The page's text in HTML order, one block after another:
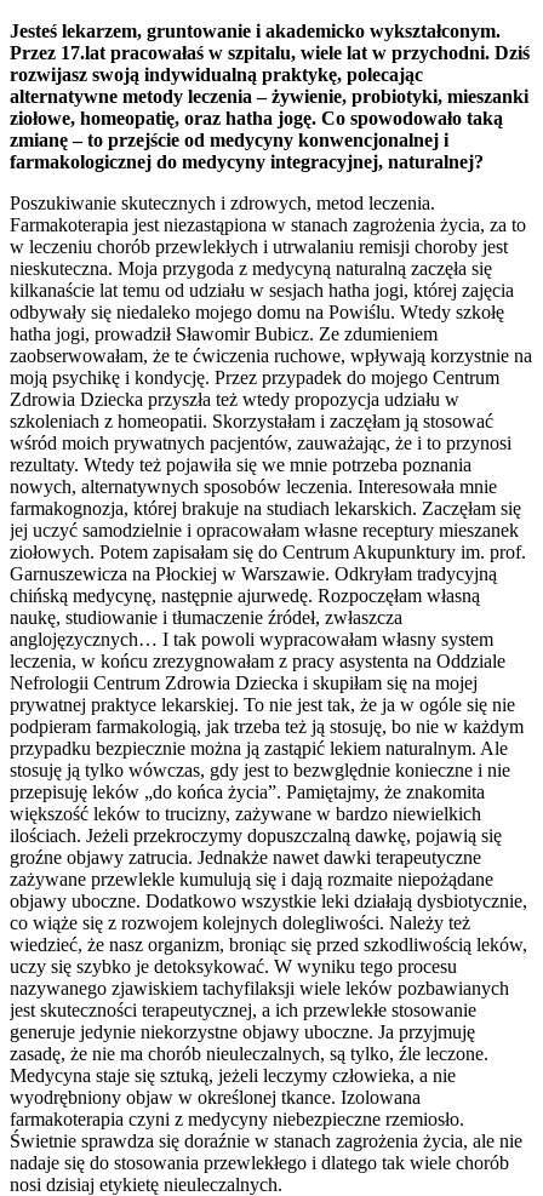
Jesteś lekarzem, gruntowanie i akademicko wykształconym.
Przez 17.lat pracowałaś w szpitalu, wiele lat w przychodni. Dziś
rozwijasz swoją indywidualną praktykę, polecając
alternatywne metody leczenia – żywienie, probiotyki, mieszanki
ziołowe, homeopatię, oraz hatha jogę. Co spowodowało taką
zmianę – to przejście od medycyny konwencjonalnej i
farmakologicznej do medycyny integracyjnej, naturalnej?
Poszukiwanie skutecznych i zdrowych, metod leczenia.
Farmakoterapia jest niezastąpiona w stanach zagrożenia życia, za to
w leczeniu chorób przewlekłych i utrwalaniu remisji choroby jest
nieskuteczna. Moja przygoda z medycyną naturalną zaczęła się
kilkanaście lat temu od udziału w sesjach hatha jogi, której zajęcia
odbywały się niedaleko mojego domu na Powiślu. Wtedy szkołę
hatha jogi, prowadził Sławomir Bubicz. Ze zdumieniem
zaobserwowałam, że te ćwiczenia ruchowe, wpływają korzystnie na
moją psychikę i kondycję. Przez przypadek do mojego Centrum
Zdrowia Dziecka przyszła też wtedy propozycja udziału w
szkoleniach z homeopatii. Skorzystałam i zaczęłam ją stosować
wśród moich prywatnych pacjentów, zauważając, że i to przynosi
rezultaty. Wtedy też pojawiła się we mnie potrzeba poznania
nowych, alternatywnych sposobów leczenia. Interesowała mnie
farmakognozja, której brakuje na studiach lekarskich. Zaczęłam się
jej uczyć samodzielnie i opracowałam własne receptury mieszanek
ziołowych. Potem zapisałam się do Centrum Akupunktury im. prof.
Garnuszewicza na Płockiej w Warszawie. Odkryłam tradycyjną
chińską medycynę, następnie ajurwedę. Rozpoczęłam własną
naukę, studiowanie i tłumaczenie źródeł, zwłaszcza
anglojęzycznych… I tak powoli wypracowałam własny system
leczenia, w końcu zrezygnowałam z pracy asystenta na Oddziale
Nefrologii Centrum Zdrowia Dziecka i skupiłam się na mojej
prywatnej praktyce lekarskiej. To nie jest tak, że ja w ogóle się nie
podpieram farmakologią, jak trzeba też ją stosuję, bo nie w każdym
przypadku bezpiecznie można ją zastąpić lekiem naturalnym. Ale
stosuję ją tylko wówczas, gdy jest to bezwględnie konieczne i nie
przepisuję leków „do końca życia”. Pamiętajmy, że znakomita
większość leków to trucizny, zażywane w bardzo niewielkich
ilościach. Jeżeli przekroczymy dopuszczalną dawkę, pojawią się
groźne objawy zatrucia. Jednakże nawet dawki terapeutyczne
zażywane przewlekle kumulują się i dają rozmaite niepożądane
objawy uboczne. Dodatkowo wszystkie leki działają dysbiotycznie,
co wiąże się z rozwojem kolejnych dolegliwości. Należy też
wiedzieć, że nasz organizm, broniąc się przed szkodliwością leków,
uczy się szybko je detoksykować. W wyniku tego procesu
nazywanego zjawiskiem tachyfilaksji wiele leków pozbawianych
jest skuteczności terapeutycznej, a ich przewlekłe stosowanie
generuje jedynie niekorzystne objawy uboczne. Ja przyjmuję
zasadę, że nie ma chorób nieuleczalnych, są tylko, źle leczone.
Medycyna staje się sztuką, jeżeli leczymy człowieka, a nie
wyodrębniony objaw w określonej tkance. Izolowana
farmakoterapia czyni z medycyny niebezpieczne rzemiosło.
Świetnie sprawdza się doraźnie w stanach zagrożenia życia, ale nie
nadaje się do stosowania przewlekłego i dlatego tak wiele chorób
nosi dzisiaj etykietę nieuleczalnych.